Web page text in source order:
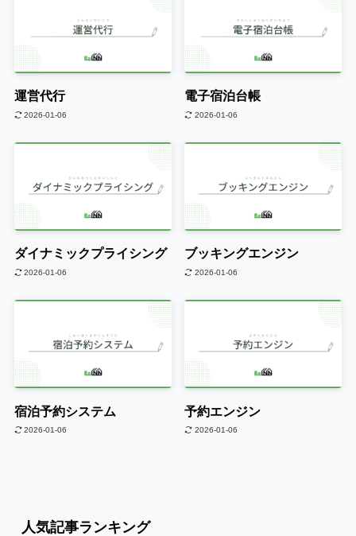
運営代行
2026-01-06
電子宿泊台帳
2026-01-06
ダイナミックプライシング
2026-01-06
ブッキングエンジン
2026-01-06
宿泊予約システム
2026-01-06
予約エンジン
2026-01-06
人気記事ランキング